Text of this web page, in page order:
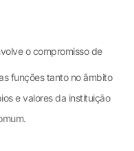
o compromisso de
funções tanto no âmbito
e valores da instituição